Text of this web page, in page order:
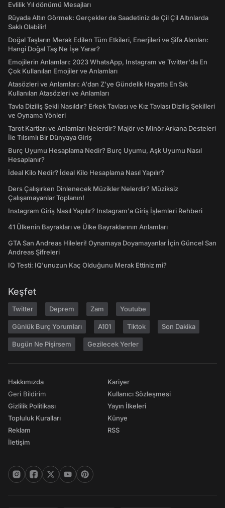
Evlilik Yıl dönümü Mesajları
Rüyada Altın Görmek: Gerçekler de Saadetiniz de Çil Çil Altınlarda
Saklı Olabilir!
Doğal Taşların Merak Edilen Tüm Etkileri, Enerjileri ve Şifa Alanları:
Hangi Doğal Taş Ne İşe Yarar?
Emojilerin Anlamları: 2023 WhatsApp, Instagram ve Twitter'da En
Çok Kullanılan Emojiler ve Anlamları
Atasözleri ve Anlamları: A'dan Z'ye Gündelik Hayatta En Sık
Kullanılan Atasözleri ve Anlamları
Tavla Diziliş Şekli Nasıldır? Erkek Tavlası ve Kız Tavlası Diziliş Şekilleri
ve Oynama Yönleri
Tarot Kartları ve Anlamları Nelerdir? Majör ve Minör Arkana Desteleri
İle Tılsımlı Bir Dünyaya Giriş
Burç Uyumu Hesaplama Nedir? Burç Uyumu, Aşk Uyumu Nasıl
Hesaplanır?
İdeal Kilo Nedir? İdeal Kilo Hesaplama Nasıl Yapılır?
Ders Çalışırken Dinlenecek Müzikler Nelerdir? Müziksiz
Çalışamayanlar Toplanın!
Instagram Giriş Nasıl Yapılır? Instagram'a Giriş İşlemleri Rehberi
41 Ülkenin Bayrakları ve Ülke Bayraklarının Anlamları
GTA San Andreas Hileleri! Oynamaya Doyamayanlar İçin Güncel San
Andreas Şifreleri
IQ Testi: IQ'unuzun Kaç Olduğunu Merak Ettiniz mi?
Keşfet
Twitter Deprem Zam Youtube
Günlük Burç Yorumları A101 Tiktok Son Dakika
Bugün Ne Pişirsem Gezilecek Yerler
Hakkımızda
Geri Bildirim
Gizlilik Politikası
Topluluk Kuralları
Reklam
İletişim
Kariyer
Kullanıcı Sözleşmesi
Yayın İlkeleri
Künye
RSS